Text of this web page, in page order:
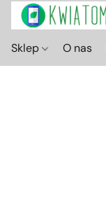
Sklep O nas